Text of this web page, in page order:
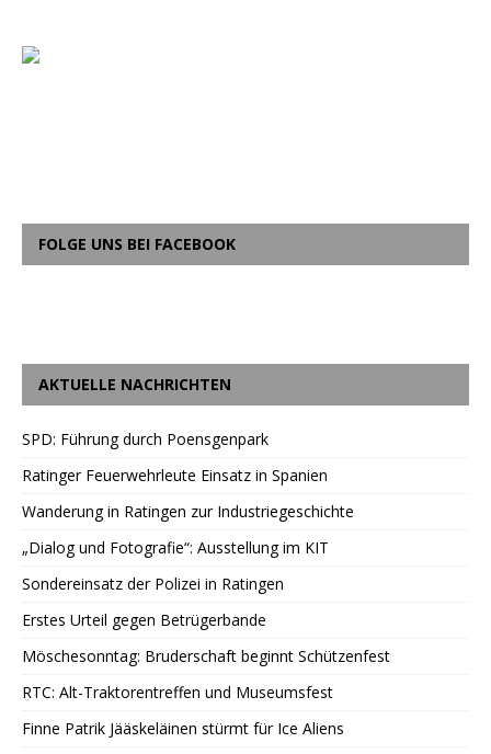
FOLGE UNS BEI FACEBOOK
AKTUELLE NACHRICHTEN
SPD: Führung durch Poensgenpark
Ratinger Feuerwehrleute Einsatz in Spanien
Wanderung in Ratingen zur Industriegeschichte
„Dialog und Fotografie“: Ausstellung im KIT
Sondereinsatz der Polizei in Ratingen
Erstes Urteil gegen Betrügerbande
Möschesonntag: Bruderschaft beginnt Schützenfest
RTC: Alt-Traktorentreffen und Museumsfest
Finne Patrik Jääskeläinen stürmt für Ice Aliens